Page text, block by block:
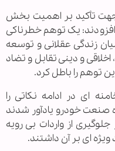
جهت تأکید بر اهمیت بخش
یک توهم خطرناکی
زندگی عقلانی و توسعه
و دینی تقابل و تضاد
توهم را باطل کرد.
ای در ادامه نکاتی را
خودرو یادآور شدند
از واردات بی رویه
ای بر آن داشتند.